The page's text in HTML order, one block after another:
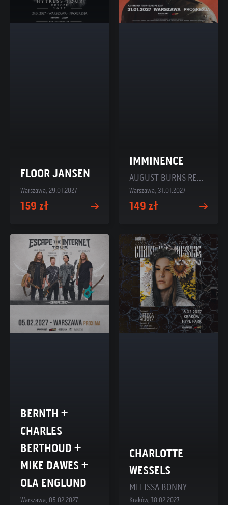
FLOOR JANSEN
Warszawa, 29.01.2027
159 zł
IMMINENCE
AUGUST BURNS RED + HOUSE OF PROTECTION
Warszawa, 31.01.2027
149 zł
BERNTH +
CHARLES
BERTHOUD +
MIKE DAWES +
OLA ENGLUND
Warszawa, 05.02.2027
CHARLOTTE
WESSELS
MELISSA BONNY
Kraków, 18.02.2027